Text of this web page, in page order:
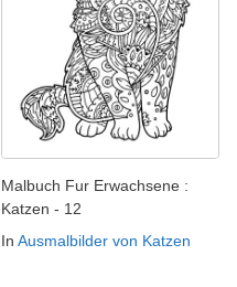
Malbuch Fur Erwachsene :
Katzen - 12
In Ausmalbilder von Katzen